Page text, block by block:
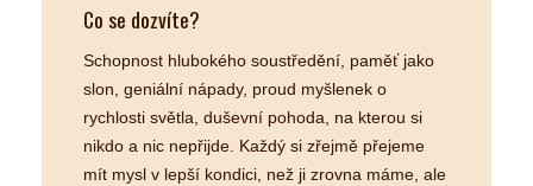
Co se dozvíte?
Schopnost hlubokého soustředění, paměť jako
slon, geniální nápady, proud myšlenek o
rychlosti světla, duševní pohoda, na kterou si
nikdo a nic nepřijde. Každý si zřejmě přejeme
mít mysl v lepší kondici, než ji zrovna máme, ale